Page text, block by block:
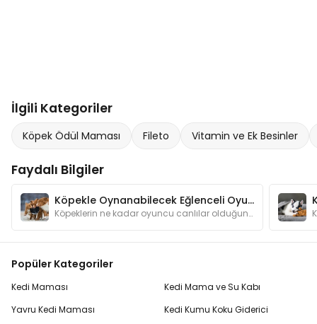
İlgili Kategoriler
Köpek Ödül Maması Fileto Vitamin ve Ek Besinler
Faydalı Bilgiler
Köpekle Oynanabilecek Eğlenceli Oyunlar
Köpeklerin ne kadar oyuncu canlılar olduğunu anlatmamıza gerek var mı? Oyunlar hem köpeğinizin zeka gelişimine katkı sağlar hem de onu mutlu eder.
Popüler Kategoriler
Kedi Maması
Yavru Kedi Maması
Kedi Mama ve Su Kabı
Kedi Kumu Koku Giderici